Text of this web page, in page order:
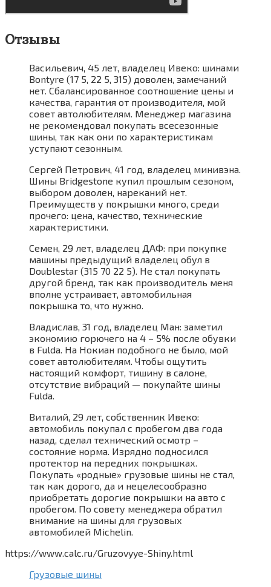
Отзывы
Васильевич, 45 лет, владелец Ивеко: шинами
Bontyre (17 5, 22 5, 315) доволен, замечаний
нет. Сбалансированное соотношение цены и
качества, гарантия от производителя, мой
совет автолюбителям. Менеджер магазина
не рекомендовал покупать всесезонные
шины, так как они по характеристикам
уступают сезонным.
Сергей Петрович, 41 год, владелец минивэна.
Шины Bridgestone купил прошлым сезоном,
выбором доволен, нареканий нет.
Преимуществ у покрышки много, среди
прочего: цена, качество, технические
характеристики.
Семен, 29 лет, владелец ДАФ: при покупке
машины предыдущий владелец обул в
Doublestar (315 70 22 5). Не стал покупать
другой бренд, так как производитель меня
вполне устраивает, автомобильная
покрышка то, что нужно.
Владислав, 31 год, владелец Ман: заметил
экономию горючего на 4 – 5% после обувки
в Fulda. На Нокиан подобного не было, мой
совет автолюбителям. Чтобы ощутить
настоящий комфорт, тишину в салоне,
отсутствие вибраций — покупайте шины
Fulda.
Виталий, 29 лет, собственник Ивеко:
автомобиль покупал с пробегом два года
назад, сделал технический осмотр –
состояние норма. Изрядно подносился
протектор на передних покрышках.
Покупать «родные» грузовые шины не стал,
так как дорого, да и нецелесообразно
приобретать дорогие покрышки на авто с
пробегом. По совету менеджера обратил
внимание на шины для грузовых
автомобилей Michelin.
https://www.calc.ru/Gruzovyye-Shiny.html
Грузовые шины